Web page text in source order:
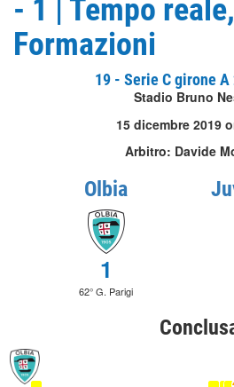
- 1 | Tempo reale,
Formazioni
19 - Serie C girone
Stadio Bruno
15 dicembre 2019
Arbitro: Davide
Olbia
1
62° G. Parigi